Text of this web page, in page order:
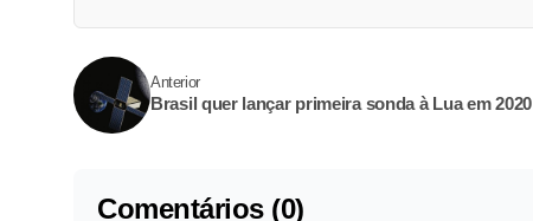
Anterior
Brasil quer lançar primeira sonda à Lua em 2020
Comentários (0)